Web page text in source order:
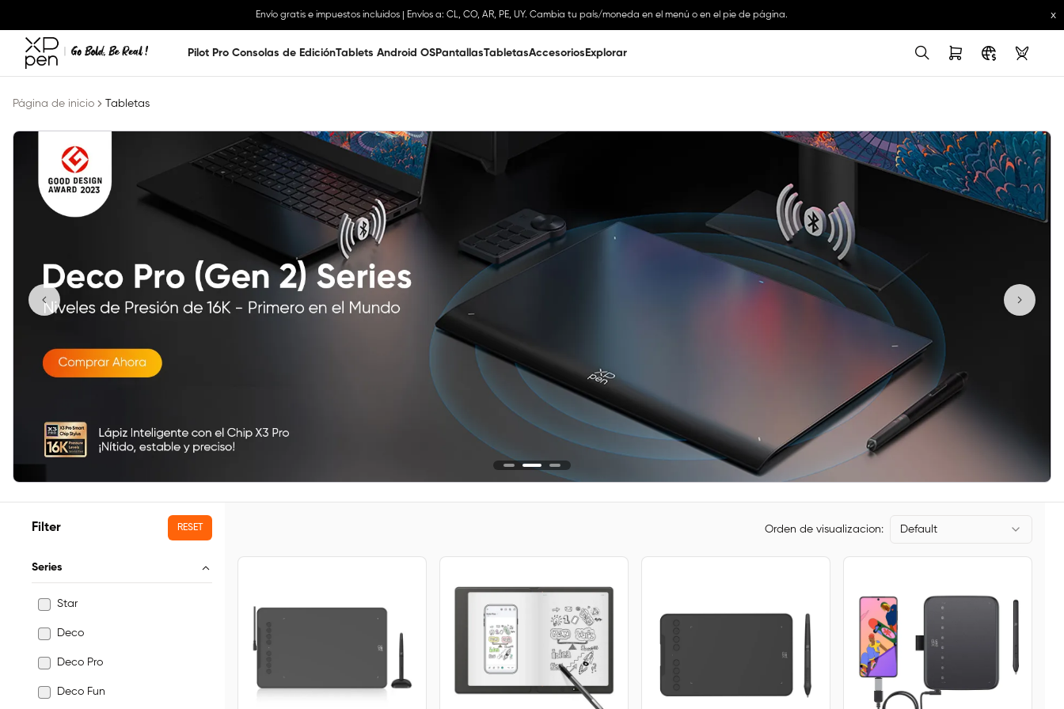
Envío gratis e impuestos incluidos | Envíos a: CL, CO, AR, PE, UY. Cambia tu país/moneda en el menú o en el pie de página. x
Pilot Pro Consolas de EdiciónTablets Android OSPantallasTabletasAccesorios Explorar
Página de inicio Tabletas
Filter RESET
Series
Star
Deco
Deco Pro
Deco Fun
Orden de visualizacion: Default